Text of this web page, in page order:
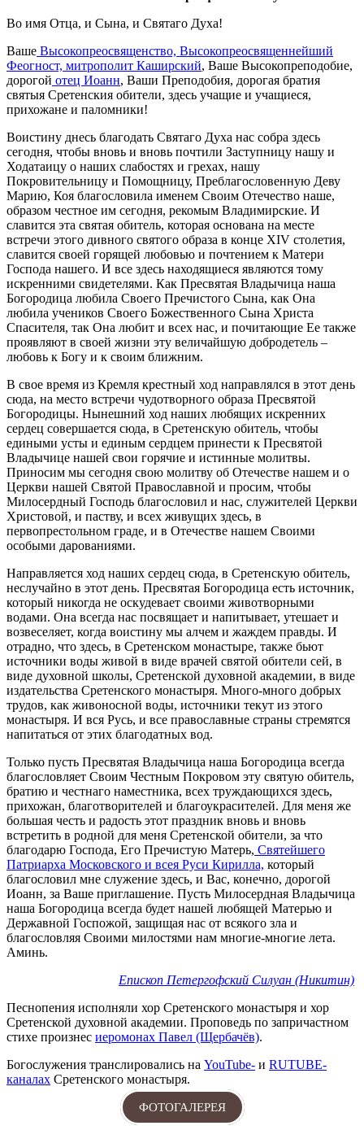
Во имя Отца, и Сына, и Святаго Духа!
Ваше Высокопреосвященство, Высокопреосвященнейший
Феогност, митрополит Каширский, Ваше Высокопреподобие,
дорогой отец Иоанн, Ваши Преподобия, дорогая братия
святыя Сретенския обители, здесь учащие и учащиеся,
прихожане и паломники!
Воистину днесь благодать Святаго Духа нас собра здесь
сегодня, чтобы вновь и вновь почтили Заступницу нашу и
Ходатаицу о наших слабостях и грехах, нашу
Покровительницу и Помощницу, Преблагословенную Деву
Марию, Коя благословила именем Своим Отечество наше,
образом честное им сегодня, рекомым Владимирские. И
славится эта святая обитель, которая основана на месте
встречи этого дивного святого образа в конце XIV столетия,
славится своей горящей любовью и почтением к Матери
Господа нашего. И все здесь находящиеся являются тому
искренними свидетелями. Как Пресвятая Владычица наша
Богородица любила Своего Пречистого Сына, как Она
любила учеников Своего Божественного Сына Христа
Спасителя, так Она любит и всех нас, и почитающие Ее также
проявляют в своей жизни эту величайшую добродетель –
любовь к Богу и к своим ближним.
В свое время из Кремля крестный ход направлялся в этот день
сюда, на место встречи чудотворного образа Пресвятой
Богородицы. Нынешний ход наших любящих искренних
сердец совершается сюда, в Сретенскую обитель, чтобы
едиными усты и единым сердцем принести к Пресвятой
Владычице нашей свои горячие и истинные молитвы.
Приносим мы сегодня свою молитву об Отечестве нашем и о
Церкви нашей Святой Православной и просим, чтобы
Милосердный Господь благословил и нас, служителей Церкви
Христовой, и паству, и всех живущих здесь, в
первопрестольном граде, и в Отечестве нашем Своими
особыми дарованиями.
Направляется ход наших сердец сюда, в Сретенскую обитель,
неслучайно в этот день. Пресвятая Богородица есть источник,
который никогда не оскудевает своими животворными
водами. Она всегда нас посвящает и напитывает, утешает и
возвеселяет, когда воистину мы алчем и жаждем правды. И
отрадно, что здесь, в Сретенском монастыре, также бьют
источники воды живой в виде врачей святой обители сей, в
виде духовной школы, Сретенской духовной академии, в виде
издательства Сретенского монастыря. Много-много добрых
трудов, как живоносной воды, источники текут из этого
монастыря. И вся Русь, и все православные страны стремятся
напитаться от этих благодатных вод.
Только пусть Пресвятая Владычица наша Богородица всегда
благословляет Своим Честным Покровом эту святую обитель,
братию и честнаго наместника, всех труждающихся здесь,
прихожан, благотворителей и благоукрасителей. Для меня же
большая честь и радость этот праздник вновь и вновь
встретить в родной для меня Сретенской обители, за что
благодарю Господа, Его Пречистую Матерь, Святейшего
Патриарха Московского и всея Руси Кирилла, который
благословил мне служение здесь, и Вас, конечно, дорогой
Иоанн, за Ваше приглашение. Пусть Милосердная Владычица
наша Богородица всегда будет нашей любящей Матерью и
Державной Госпожой, защищая нас от всякого зла и
благословляя Своими милостями нам многие-многие лета.
Аминь.
Епископ Петергофский Силуан (Никитин)
Песнопения исполняли хор Сретенского монастыря и хор
Сретенской духовной академии. Проповедь по запричастном
стихе произнес иеромонах Павел (Щербачёв).
Богослужения транслировались на YouTube- и RUTUBE-
каналах Сретенского монастыря.
ФОТОГАЛЕРЕЯ